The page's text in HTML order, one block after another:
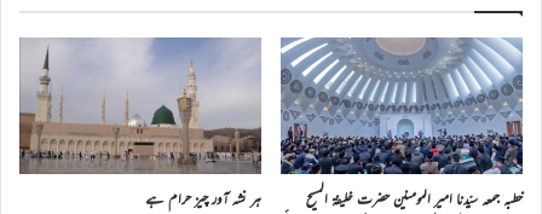
خطبہ جمعہ سیّدنا امیر المومنین حضرت خلیفۃ المسیح
ہر نشہ آور چیز حرام ہے